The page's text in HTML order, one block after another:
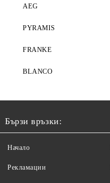
AEG
PYRAMIS
FRANKE
BLANCO
Бързи връзки:
Начало
Рекламации